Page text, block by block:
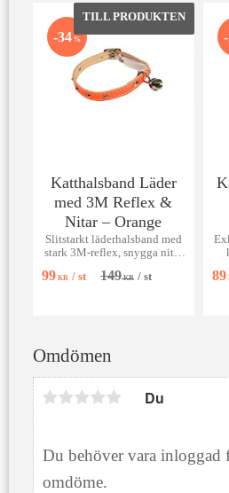
Omdömen
Du
Katthalsband Läder
med 3M Reflex &
Nitar – Orange
Slitstarkt läderhalsband med
stark 3M-reflex, snygga nitar
99KR / st 149KR / st
34 % Lägg till
89